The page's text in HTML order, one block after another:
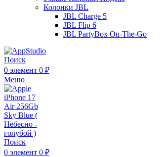
Колонки JBL
JBL Charge 5
JBL Flip 6
JBL PartyBox On-The-Go
Поиск
0 элемент 0 ₽
Меню
Поиск
0 элемент 0 ₽